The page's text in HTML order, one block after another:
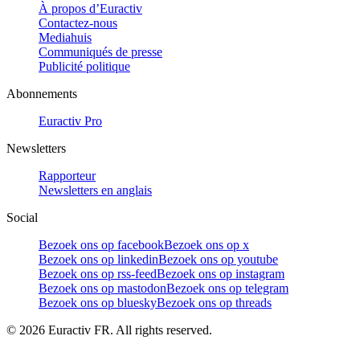
À propos d’Euractiv
Contactez-nous
Mediahuis
Communiqués de presse
Publicité politique
Abonnements
Euractiv Pro
Newsletters
Rapporteur
Newsletters en anglais
Social
Bezoek ons op facebookBezoek ons op x
Bezoek ons op linkedinBezoek ons op youtube
Bezoek ons op rss-feedBezoek ons op instagram
Bezoek ons op mastodonBezoek ons op telegram
Bezoek ons op blueskyBezoek ons op threads
© 2026 Euractiv FR. All rights reserved.